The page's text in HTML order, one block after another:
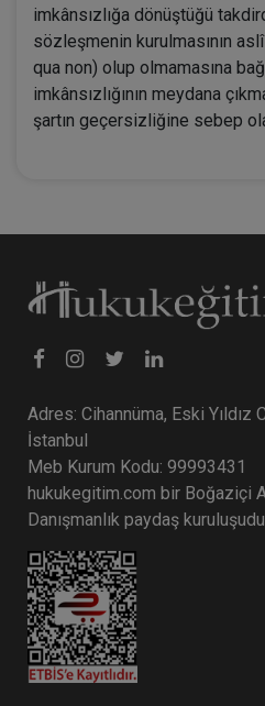
imkânsızlığa dönüştüğü
sözleşmenin kurulmasının
qua non) olup olmamasına
imkânsızlığının meydana
şartın geçersizliğine sebep
Adres: Cihannüma, Eski Yıldız
İstanbul
Meb Kurum Kodu: 99993431
hukukegitim.com bir Boğaziçi
Danışmanlık paydaş